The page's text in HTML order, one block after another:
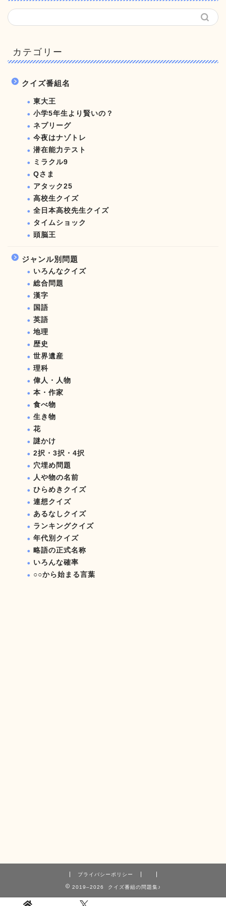
カテゴリー
クイズ番組名
東大王
小学5年生より賢いの？
ネプリーグ
今夜はナゾトレ
潜在能力テスト
ミラクル9
Qさま
アタック25
高校生クイズ
全日本高校先生クイズ
タイムショック
頭脳王
ジャンル別問題
いろんなクイズ
総合問題
漢字
国語
英語
地理
歴史
世界遺産
理科
偉人・人物
本・作家
食べ物
生き物
花
謎かけ
2択・3択・4択
穴埋め問題
人や物の名前
ひらめきクイズ
連想クイズ
あるなしクイズ
ランキングクイズ
年代別クイズ
略語の正式名称
いろんな確率
○○から始まる言葉
プライバシーポリシー
2019–2026 クイズ番組の問題集♪